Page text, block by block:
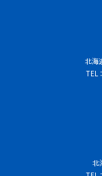
北海
TEL
北